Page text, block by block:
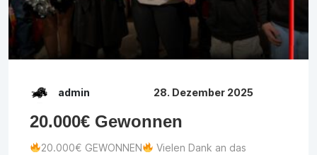
admin 28. Dezember 2025
20.000€ Gewonnen
20.000€ GEWONNEN
Vielen Dank an das